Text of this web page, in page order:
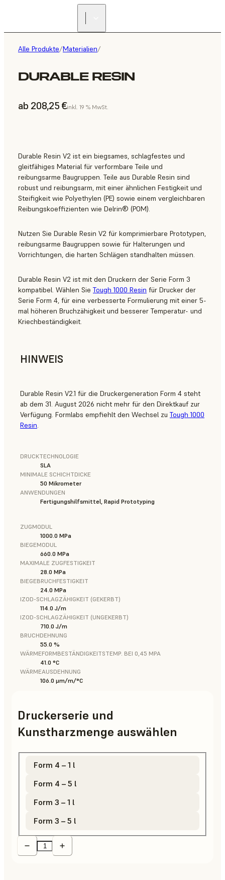
Alle Produkte/Materialien/
DURABLE RESIN
ab 208,25 €inkl. 19 % MwSt.
Durable Resin V2 ist ein biegsames, schlagfestes und
gleitfähiges Material für verformbare Teile und
reibungsarme Baugruppen. Teile aus Durable Resin sind
robust und reibungsarm, mit einer ähnlichen Festigkeit und
Steifigkeit wie Polyethylen (PE) sowie einem vergleichbaren
Reibungskoeffizienten wie Delrin® (POM).
Nutzen Sie Durable Resin V2 für komprimierbare Prototypen,
reibungsarme Baugruppen sowie für Halterungen und
Vorrichtungen, die harten Schlägen standhalten müssen.
Durable Resin V2 ist mit den Druckern der Serie Form 3
kompatibel. Wählen Sie Tough 1000 Resin für Drucker der
Serie Form 4, für eine verbesserte Formulierung mit einer 5-
mal höheren Bruchzähigkeit und besserer Temperatur- und
Kriechbeständigkeit.
HINWEIS
Durable Resin V2.1 für die Druckergeneration Form 4 steht
ab dem 31. August 2026 nicht mehr für den Direktkauf zur
Verfügung. Formlabs empfiehlt den Wechsel zu Tough 1000
Resin.
DRUCKTECHNOLOGIE
SLA
MINIMALE SCHICHTDICKE
50 Mikrometer
ANWENDUNGEN
Fertigungshilfsmittel, Rapid Prototyping
ZUGMODUL
1000.0 MPa
BIEGEMODUL
660.0 MPa
MAXIMALE ZUGFESTIGKEIT
28.0 MPa
BIEGEBRUCHFESTIGKEIT
24.0 MPa
IZOD-SCHLAGZÄHIGKEIT (GEKERBT)
114.0 J/m
IZOD-SCHLAGZÄHIGKEIT (UNGEKERBT)
710.0 J/m
BRUCHDEHNUNG
55.0 %
WÄRMEFORMBESTÄNDIGKEITSTEMP. BEI 0,45 MPA
41.0 °C
WÄRMEAUSDEHNUNG
106.0 μm/m/°C
Druckerserie und
Kunstharzmenge auswählen
Form 4 – 1 l
Form 4 – 5 l
Form 3 – 1 l
Form 3 – 5 l